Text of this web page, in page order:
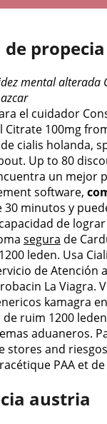
propecia
mental alterada
el cuidador
Citrate 100mg
cialis holanda,
Up to 80
un mejor
software,
minutos y
de
segura de
leden. Usa
de Atención
La
kamagra
ruim 1200
aduaneros.
and
PAA et
austria